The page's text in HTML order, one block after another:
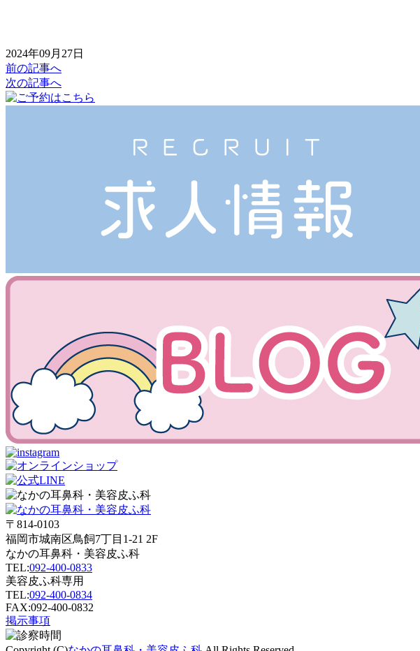
2024年09月27日
前の記事へ
次の記事へ
〒814-0103
福岡市城南区鳥飼7丁目1-21 2F
なかの耳鼻科・美容皮ふ科
TEL:092-400-0833
美容皮ふ科専用
TEL:092-400-0834
FAX:092-400-0832
掲示事項